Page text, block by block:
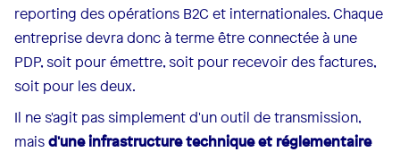
reporting des opérations B2C et internationales. Chaque
entreprise devra donc à terme être connectée à une
PDP, soit pour émettre, soit pour recevoir des factures,
soit pour les deux.
Il ne s'agit pas simplement d'un outil de transmission,
maisd'une infrastructure technique et réglementaire